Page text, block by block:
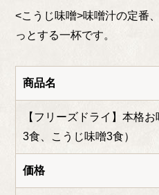
<こうじ味噌>味噌汁の定番
っとする一杯です。
商品名
【フリーズドライ】本格お
3食、 こうじ味噌3食）
価格